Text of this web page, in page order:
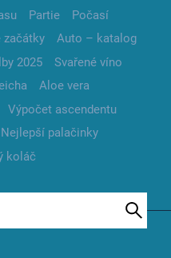
Partie
Počasí
začátky
Auto – katalog
2025
Svařené víno
Aloe vera
Výpočet ascendentu
Nejlepší palačinky
koláč